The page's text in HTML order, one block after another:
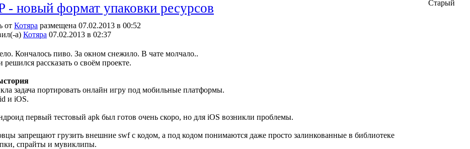
- новый формат упаковки ресурсов
от Котяра размещена 07.02.2013 в 00:52
а) Котяра 07.02.2013 в 02:37
Кончалось пиво. За окном снежило. В чате молчало..
решился рассказать о своём проекте.
задача портировать онлайн игру под мобильные платформы.
и iOS.
первый тестовый apk был готов очень скоро, но для iOS возникли проблемы.
запрещают грузить внешние swf с кодом, а под кодом понимаются даже просто залинкованные в библиотеке
спрайты и мувиклипы.